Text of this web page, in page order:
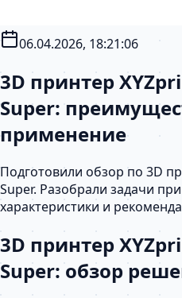
06.04.2026, 18:21:06
3D принтер
Super:
применение
Подготовили обзор по 3D
Super. Разобрали задачи
характеристики и
3D принтер
Super: обзор